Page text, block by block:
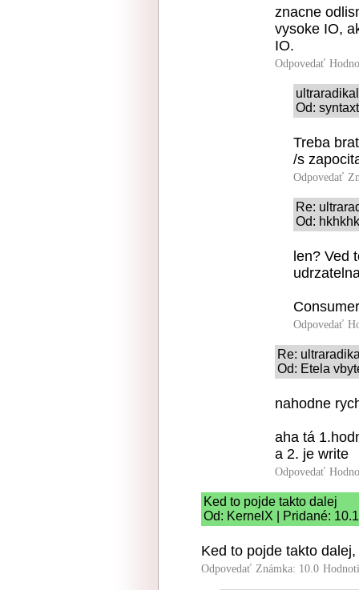
znacne
vysoke IO,
IO.
Odpovedať
Od:
Treba
/s
Odpovedať
Re:
Od:
len? Ved
Odpovedať
Re:
Od: Etela
nahodne
aha tá
a 2. je write
Odpovedať
Ked to pojde takto dalej
Od: KernelX | Pridané:
Ked to pojde takto
Odpovedať Známka: 10.0